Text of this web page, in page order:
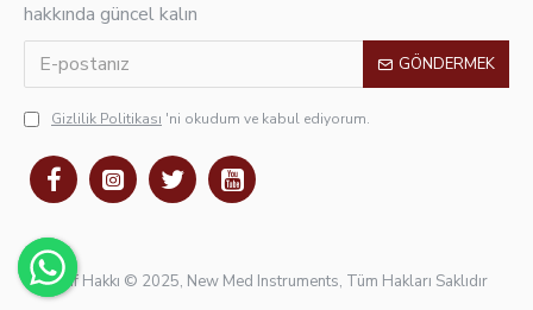
hakkında güncel kalın
GÖNDERMEK
Gizlilik Politikası 'ni okudum ve kabul ediyorum.
Telif Hakkı © 2025, New Med Instruments, Tüm Hakları Saklıdır